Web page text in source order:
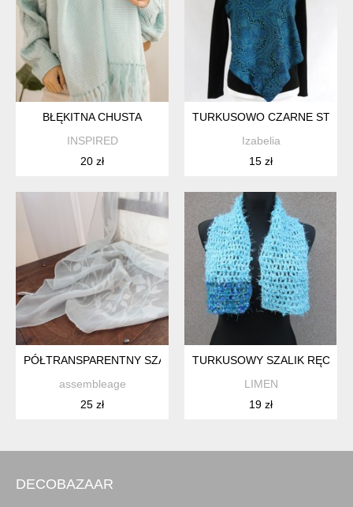
BŁĘKITNA CHUSTA
INSPIRED
20 zł
TURKUSOWO CZARNE
Izabelia
15 zł
PÓŁTRANSPARENTNY SZAL VINTAGE
assembleage
25 zł
TURKUSOWY SZALIK
LIMEN
19 zł
DECOBAZAAR